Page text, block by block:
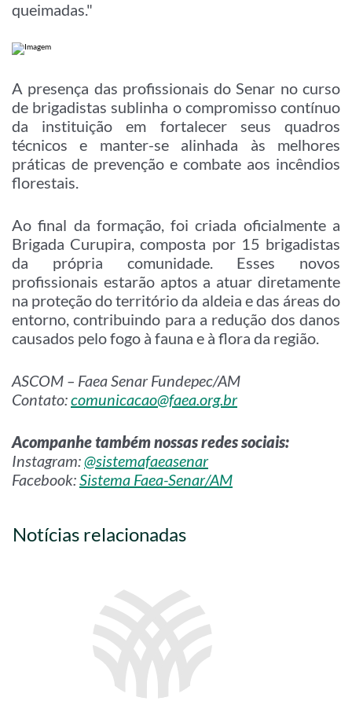
queimadas."
A presença das profissionais do Senar no curso
de brigadistas sublinha o compromisso contínuo
da instituição em fortalecer seus quadros
técnicos e manter-se alinhada às melhores
práticas de prevenção e combate aos incêndios
florestais.
Ao final da formação, foi criada oficialmente a
Brigada Curupira, composta por 15 brigadistas
da própria comunidade. Esses novos
profissionais estarão aptos a atuar diretamente
na proteção do território da aldeia e das áreas do
entorno, contribuindo para a redução dos danos
causados pelo fogo à fauna e à flora da região.
ASCOM – Faea Senar Fundepec/AM
Contato:comunicacao@faea.org.br
Acompanhe também nossas redes sociais:
Instagram:@sistemafaeasenar
Facebook:Sistema Faea-Senar/AM
Notícias relacionadas